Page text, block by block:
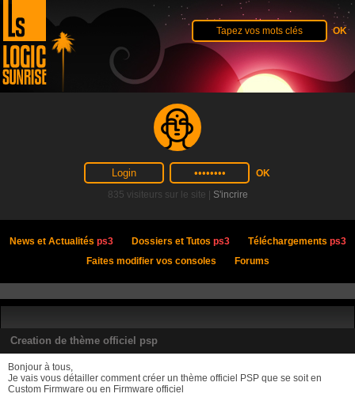
835 visiteurs sur le site | S'incrire
News et Actualités ps3 Dossiers et Tutos ps3 Téléchargements ps3
Faites modifier vos consoles
Forums
Creation de thème officiel psp
Bonjour à tous,
Je vais vous détailler comment créer un thème officiel PSP que se soit en
Custom Firmware ou en Firmware officiel